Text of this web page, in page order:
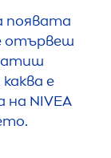
появата
отървеш
е
на NIVEA